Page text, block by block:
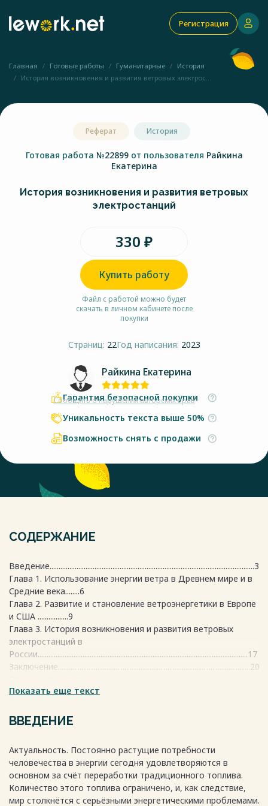
Регистрация
Главная Готовые работы Гуманитарные
История
История возникновения и развития ветровых электрос...
Реферат История
Готовая работа №22899 от пользователя Райкина
Екатерина
История возникновения и развития ветровых
электростанций
330 ₽
Купить работу
Файл с работой можно будет
скачать в личном кабинете после
покупки
Страниц: 22Год написания: 2023
Райкина Екатерина
Сообщить о нарушении авторских прав
Гарантия безопасной покупки
Уникальность текста выше 50%
Возможность снять с продажи
СОДЕРЖАНИЕ
Введение..................................................................................................................3
Глава 1. Использование энергии ветра в Древнем мире и в
Средние века........6
Глава 2. Развитие и становление ветроэнергетики в Европе
и США .................9
Глава 3. История возникновения и развития ветровых
электростанций в
России.....................................................................................................................17
Заключение...........................................................................................................20
............................................................................................22
Весь текст будет доступен
Показать еще текст
ВВЕДЕНИЕ
Актуальность. Постоянно растущие потребности
человечества в энергии сегодня удовлетворяются в
основном за счёт переработки традиционного топлива.
Количество этого топлива ограничено, и, как следствие,
мир столкнётся с серьёзными энергетическими проблемами.